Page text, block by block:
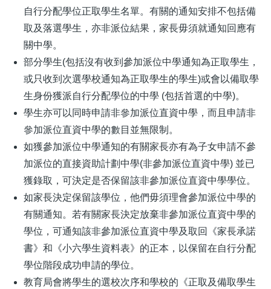
自行分配學位正取學生名單。有關的通知安排不包括備
取及落選學生，亦非派位結果，家長毋須就通知回應有
關中學。
部分學生(包括沒有收到參加派位中學通知為正取學生，
或只收到次選學校通知為正取學生的學生)或會以備取學
生身份獲派自行分配學位的中學 (包括首選的中學)。
學生亦可以同時申請非參加派位直資中學，而且申請非
參加派位直資中學的數目並無限制。
如獲參加派位中學通知的有關家長亦有為子女申請不參
加派位的直接資助計劃中學(非參加派位直資中學) 並已
獲錄取，可決定是否保留該非參加派位直資中學學位。
如家長決定保留該學位，他們毋須理會參加派位中學的
有關通知。若有關家長決定放棄非參加派位直資中學的
學位，可通知該非參加派位直資中學及取回《家長承諾
書》和《小六學生資料表》的正本，以保留在自行分配
學位階段成功申請的學位。
教育局會將學生的選校次序和學校的《正取及備取學生